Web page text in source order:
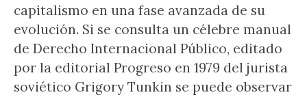
capitalismo en una fase avanzada de su
evolución. Si se consulta un célebre manual
de Derecho Internacional Público, editado
por la editorial Progreso en 1979 del jurista
soviético Grigory Tunkin se puede observar